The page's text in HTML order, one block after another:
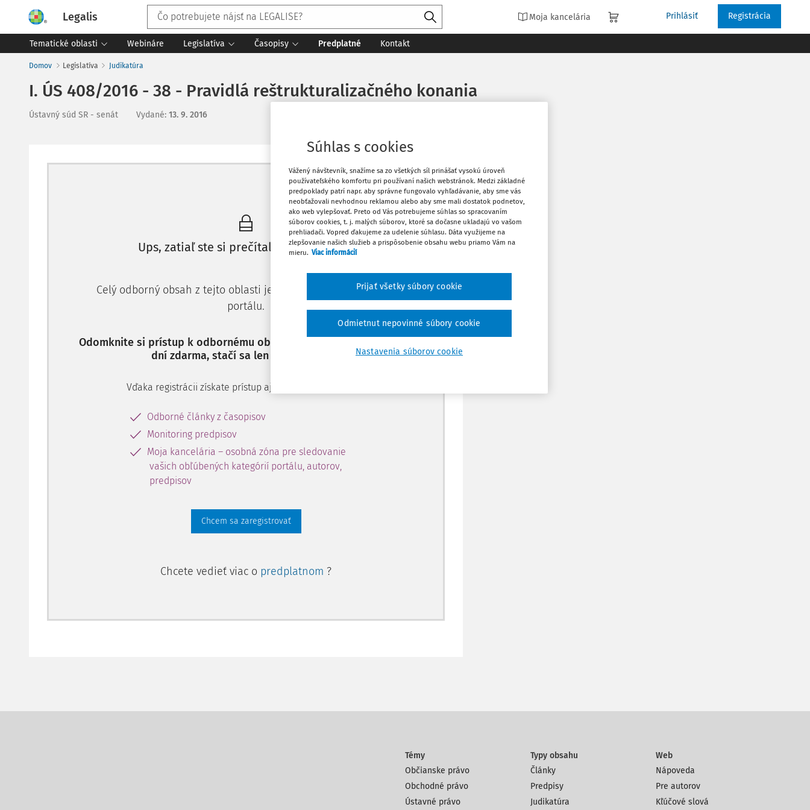
Legalis Moja kancelária Prihlásiť Registrácia
Tematické oblasti Webináre Legislatíva Časopisy Predplatné Kontakt
Domov Legislatíva Judikatúra
I. ÚS 408/2016 - 38 - Pravidlá reštrukturalizačného konania
Ústavný súd SR - senát Vydané: 13. 9. 2016
Máte predplatné? Prihláste sa
Ups, zatiaľ ste si prečítali len začiatok...
Celý odborný obsah z tejto oblasti je dostupný predplatiteľom
portálu.
Odomknite si prístup k odbornému obsahu a získajte prístup na 10
dní zdarma, stačí sa len zaregistrovať.
Vďaka registrácii získate prístup aj k vybranému obsahu:
Odborné články z časopisov
Monitoring predpisov
Moja kancelária – osobná zóna pre sledovanie
vašich obľúbených kategórií portálu, autorov,
predpisov
Chcem sa zaregistrovať
Chcete vedieť viac o predplatnom ?
Vytlačiť
Obľúbené
Stiahnuť
Témy
Občianske právo
Obchodné právo
Ústavné právo
Typy obsahu
Články
Predpisy
Judikatúra
Web
Nápoveda
Pre autorov
Kľúčové slová
Súhlas s cookies
Vážený návštevník, snažíme sa zo všetkých síl prinášať vysokú úroveň
používateľského komfortu pri používaní našich webstránok. Medzi základné
predpoklady patrí napr. aby správne fungovalo vyhľadávanie, aby sme vás
neobťažovali nevhodnou reklamou alebo aby sme mali dostatok podnetov,
ako web vylepšovať. Preto od Vás potrebujeme súhlas so spracovaním
súborov cookies, t. j. malých súborov, ktoré sa dočasne ukladajú vo vašom
prehliadači. Vopred ďakujeme za udelenie súhlasu. Dáta využijeme na
zlepšovanie našich služieb a prispôsobenie obsahu webu priamo Vám na
mieru. Viac informácií
Nastavenia súborov cookie
Odmietnut nepovinné súbory cookie
Prijať všetky súbory cookie